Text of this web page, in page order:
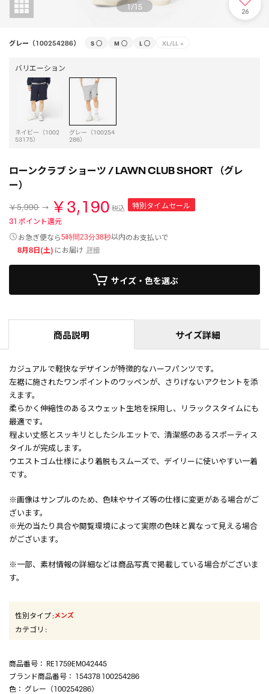
1/15 26
グレー（100254286） S ○ M ○ L ○ XL/LL ×
バリエーション
ネイビー（1002
53175）
グレー（100254
286）
ローンクラブ ショーツ / LAWN CLUB SHORT （グレ
ー）
￥5,990 ￥3,190 税込
特別タイムセール
31 ポイント還元
お急ぎ便なら5時間23分37秒以内のお支払いで
8月8日(土) にお届け 詳細
サイズ・色を選ぶ
商品説明 サイズ詳細
カジュアルで軽快なデザインが特徴的なハーフパンツです。
左裾に施されたワンポイントのワッペンが、さりげないアクセントを添
えます。
柔らかく伸縮性のあるスウェット生地を採用し、リラックスタイムにも
最適です。
程よい丈感とスッキリとしたシルエットで、清潔感のあるスポーティス
タイルが完成します。
ウエストゴム仕様により着脱もスムーズで、デイリーに使いやすい一着
です。
※画像はサンプルのため、色味やサイズ等の仕様に変更がある場合がご
ざいます。
※光の当たり具合や閲覧環境によって実際の色味と異なって見える場合
がございます。
※一部、素材情報の詳細などは商品写真で掲載している場合がございま
す。
性別タイプ:メンズ
カテゴリ :
商品番号 ： RE1759EM042445
ブランド商品番号 ： 154378 100254286
色 ： グレー（100254286）